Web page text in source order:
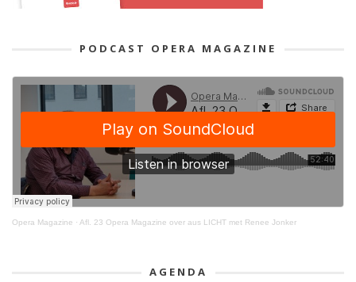
PODCAST OPERA MAGAZINE
Opera Magazine · Afl. 23 Opera Magazine over aus LICHT met Renee Jonker
AGENDA